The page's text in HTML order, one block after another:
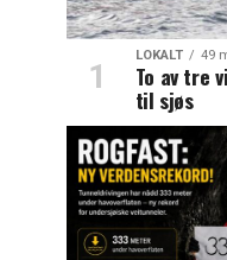
LOKALT 49
To av tre
til sjøs